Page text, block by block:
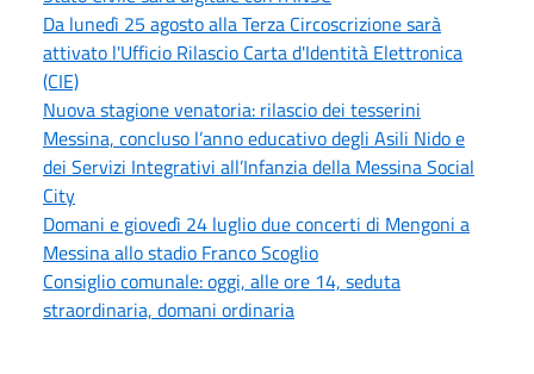
Da lunedì 25 agosto alla Terza Circoscrizione sarà
attivato l'Ufficio Rilascio Carta d'Identità Elettronica
(CIE)
Nuova stagione venatoria: rilascio dei tesserini
Messina, concluso l’anno educativo degli Asili Nido e
dei Servizi Integrativi all’Infanzia della Messina Social
City
Domani e giovedì 24 luglio due concerti di Mengoni a
Messina allo stadio Franco Scoglio
Consiglio comunale: oggi, alle ore 14, seduta
straordinaria, domani ordinaria